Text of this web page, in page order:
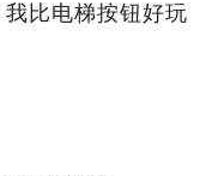
比电梯按钮好玩